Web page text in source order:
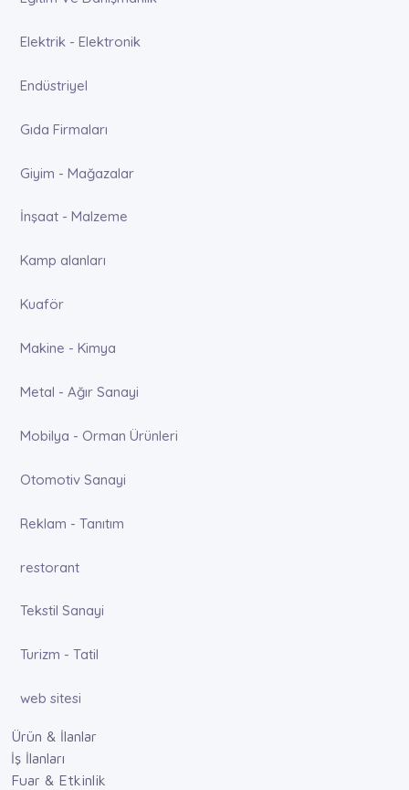
Elektrik - Elektronik
Endüstriyel
Gıda Firmaları
Giyim - Mağazalar
İnşaat - Malzeme
Kamp alanları
Kuaför
Makine - Kimya
Metal - Ağır Sanayi
Mobilya - Orman Ürünleri
Otomotiv Sanayi
Reklam - Tanıtım
restorant
Tekstil Sanayi
Turizm - Tatil
web sitesi
Ürün & İlanlar
İş İlanları
Fuar & Etkinlik